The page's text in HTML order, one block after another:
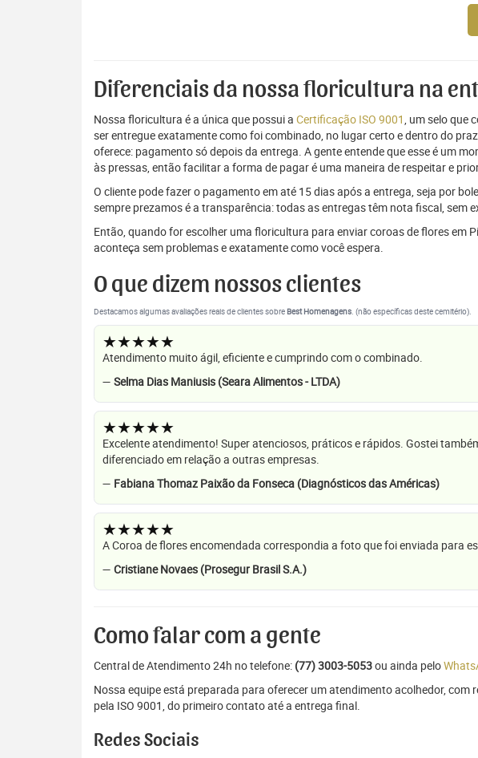
Diferenciais da nossa floricultura na
Nossa floricultura é a única que possui a Certificação ISO 9001, um selo que
ser entregue exatamente como foi combinado, no lugar certo e dentro do
oferece: pagamento só depois da entrega. A gente entende que esse é um
às pressas, então facilitar a forma de pagar é uma maneira de respeitar e
O cliente pode fazer o pagamento em até 15 dias após a entrega, seja por
sempre prezamos é a transparência: todas as entregas têm nota fiscal, sem
Então, quando for escolher uma floricultura para enviar coroas de flores em
aconteça sem problemas e exatamente como você espera.
O que dizem nossos clientes
Destacamos algumas avaliações reais de clientes sobreBest Homenagens. (não específicas deste cemitério).
★★★★★
Atendimento muito ágil, eficiente e cumprindo com o combinado.
— Selma Dias Maniusis (Seara Alimentos - LTDA)
★★★★★
Excelente atendimento! Super atenciosos, práticos e rápidos. Gostei
diferenciado em relação a outras empresas.
— Fabiana Thomaz Paixão da Fonseca (Diagnósticos das Américas)
★★★★★
A Coroa de flores encomendada correspondia a foto que foi enviada para
— Cristiane Novaes (Prosegur Brasil S.A.)
Como falar com a gente
Central de Atendimento 24h no telefone: (77) 3003-5053ou ainda pelo
Nossa equipe está preparada para oferecer um atendimento acolhedor,
pela ISO 9001, do primeiro contato até a entrega final.
Redes Sociais